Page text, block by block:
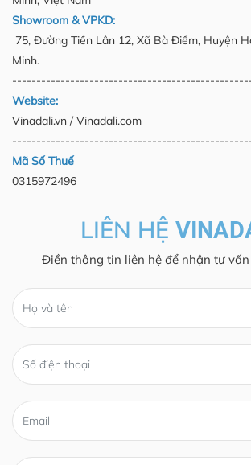
Showroom & VPKD:
75, Đường Tiền Lân 12, Xã Bà Điểm, Huyện
Minh.
Website:
Vinadali.vn / Vinadali.com
Mã Số Thuế
0315972496
LIÊN HỆ
Điền thông tin liên hệ để nhận tư